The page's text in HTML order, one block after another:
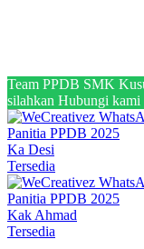
Team PPDB SMK
silahkan Hubungi kami
Panitia PPDB 2025
Ka Desi
Tersedia
Panitia PPDB 2025
Kak Ahmad
Tersedia